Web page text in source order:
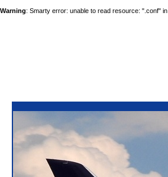
Warning: Smarty error: unable to read resource: ".conf" in